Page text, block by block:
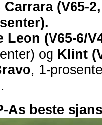
Carrara (V65-
Leon (V65-6/
og Klint
, 1-
As beste